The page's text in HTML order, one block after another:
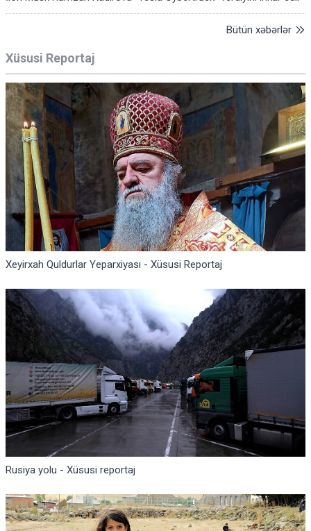
Bütün xəbərlər
Xüsusi Reportaj
Xeyirxah Quldurlar Yeparxiyası - Xüsusi Reportaj
Rusiya yolu - Xüsusi reportaj